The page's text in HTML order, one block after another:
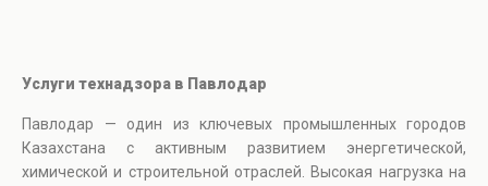
Услуги технадзора в Павлодар
Павлодар — один из ключевых промышленных городов
Казахстана с активным развитием энергетической,
химической и строительной отраслей. Высокая нагрузка на